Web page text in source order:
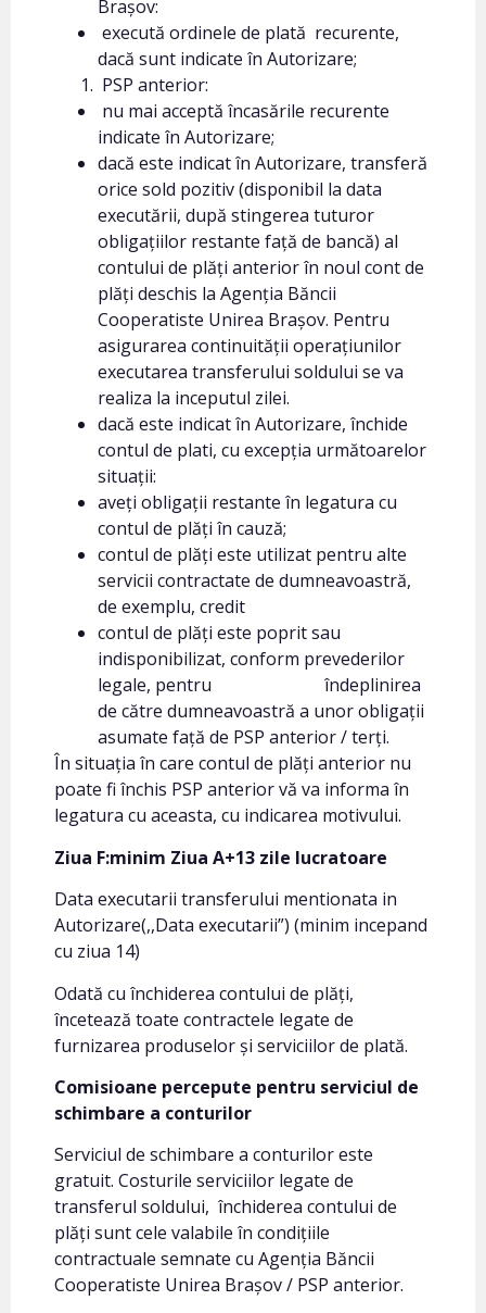
Brașov:
execută ordinele de plată recurente,
dacă sunt indicate în Autorizare;
PSP anterior:
nu mai acceptă încasările recurente
indicate în Autorizare;
dacă este indicat în Autorizare, transferă
orice sold pozitiv (disponibil la data
executării, după stingerea tuturor
obligațiilor restante față de bancă) al
contului de plăți anterior în noul cont de
plăți deschis la Agenția Băncii
Cooperatiste Unirea Brașov. Pentru
asigurarea continuității operațiunilor
executarea transferului soldului se va
realiza la inceputul zilei.
dacă este indicat în Autorizare, închide
contul de plati, cu excepția următoarelor
situații:
aveți obligații restante în legatura cu
contul de plăți în cauză;
contul de plăți este utilizat pentru alte
servicii contractate de dumneavoastră,
de exemplu, credit
contul de plăți este poprit sau
indisponibilizat, conform prevederilor
legale, pentru îndeplinirea
de către dumneavoastră a unor obligații
asumate față de PSP anterior / terți.
În situația în care contul de plăți anterior nu
poate fi închis PSP anterior vă va informa în
legatura cu aceasta, cu indicarea motivului.
Ziua F:minim Ziua A+13 zile lucratoare
Data executarii transferului mentionata in
Autorizare(,,Data executarii”) (minim incepand
cu ziua 14)
Odată cu închiderea contului de plăți,
încetează toate contractele legate de
furnizarea produselor și serviciilor de plată.
Comisioane percepute pentru serviciul de
schimbare a conturilor
Serviciul de schimbare a conturilor este
gratuit. Costurile serviciilor legate de
transferul soldului, închiderea contului de
plăți sunt cele valabile în condițiile
contractuale semnate cu Agenția Băncii
Cooperatiste Unirea Brașov / PSP anterior.